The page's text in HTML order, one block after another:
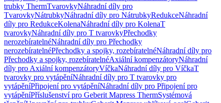
trubky ThermTvarovkyNáhradní díly pro
TvarovkyNátrubkyNáhradní díly pro NátrubkyRedukceNáhradní
díly pro RedukceKolenaNáhradní díly pro KolenaT
tvarovkyNáhradní díly pro T tvarovkyPřechodky
nerozebíratelnéNáhradní díly pro Přechodky
nerozebíratelnéPřechodky a spojky, rozebíratelnéNáhradní díly pro
Přechodky a spojky, rozebíratelnéAxiální kompenzátoryNáhradní
díly pro Axiální kompenzátoryVíčkaNáhradní díly pro VíčkaT
tvarovky pro vytápěníNáhradní díly pro T tvarovky pro
vytápěníPřipojení pro vytápěníNáhradní díly pro Připojení pro
vytápěníPříslušenství pro Geberit Mapress ThermSystémová